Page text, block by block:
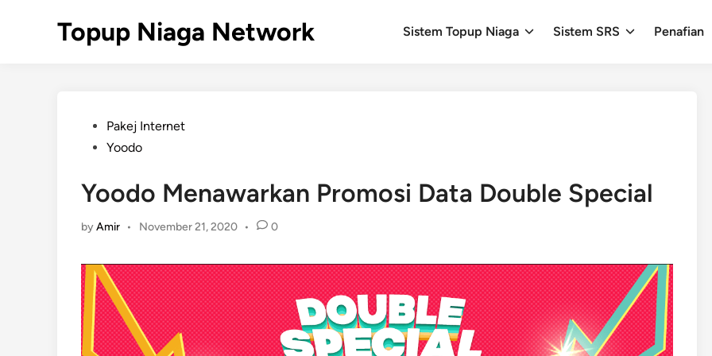
Topup Niaga Network Sistem Topup Niaga Sistem SRS Penafian
PostedPakej Internet
Yoodo
Yoodo Menawarkan Promosi Data Double Special
byAmir • November 21, 2020 • 0